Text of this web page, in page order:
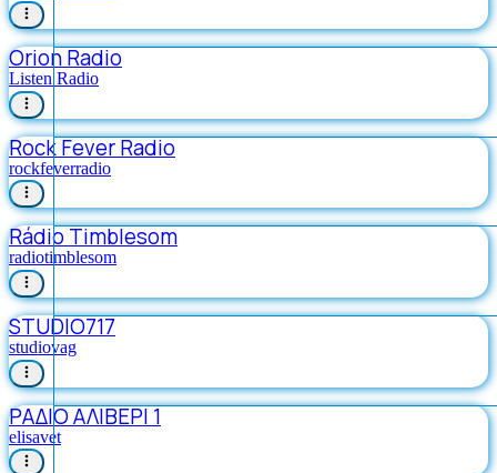
Orion Radio
Listen Radio
Rock Fever Radio
rockfeverradio
Rádio Timblesom
radiotimblesom
STUDIO717
studiovag
ΡΑΔΙΟ ΑΛΙΒΕΡΙ 1
elisavet